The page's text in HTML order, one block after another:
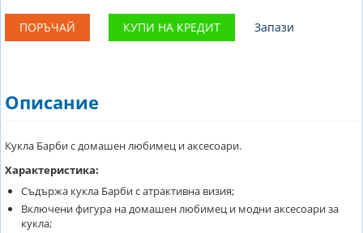
ПОРЪЧАЙ КУПИ НА КРЕДИТ Запази
Описание
Кукла Барби с домашен любимец и аксесоари.
Характеристика:
Съдържа кукла Барби с атрактивна визия;
Включени фигура на домашен любимец и модни аксесоари за
кукла;